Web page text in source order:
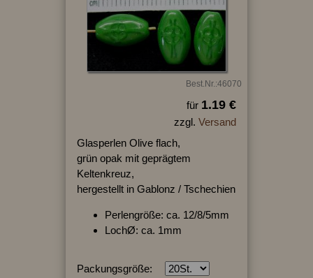
Best.Nr.:46070
für 1.19 €
zzgl. Versand
Glasperlen Olive flach,
grün opak mit geprägtem
Keltenkreuz,
hergestellt in Gablonz / Tschechien
Perlengröße: ca. 12/8/5mm
LochØ: ca. 1mm
Packungsgröße: